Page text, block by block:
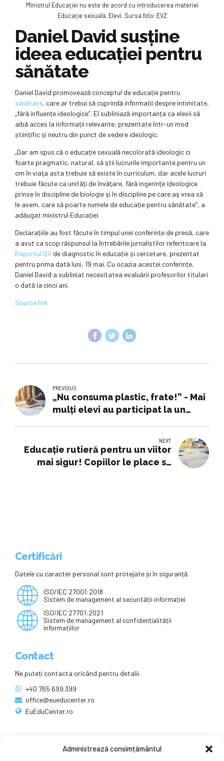
Administrează consimțământul
Ministrul Educaţiei nu este de acord cu introducerea materiei
Educaţie sexuală. Elevi. Sursa foto: EVZ
Daniel David susţine
ideea educaţiei pentru
sănătate
Daniel David promovează conceptul de educație pentru
sănătate, care ar trebui să cuprindă informații despre intimitate,
„fără influențe ideologice”. El subliniază importanța ca elevii să
aibă acces la informații relevante, prezentate într-un mod
științific și neutru din punct de vedere ideologic.
„Dar am spus că o educaţie sexuală necolorată ideologic ci
foarte pragmatic, natural, să ştii lucrurile importante pentru un
om în viaţa asta trebuie să existe în curriculum, dar acele lucruri
trebuie făcute ca unităţi de învăţare, fără ingerinţe ideologice
prinse în discipline de biologie şi în discipline pe care aş vrea să
le avem, care să poarte numele de educaţie pentru sănătate”, a
adăugat ministrul Educaţiei.
Declarațiile au fost făcute în timpul unei conferințe de presă, care
a avut ca scop răspunsul la întrebările jurnaliștilor referitoare la
Raportul QX de diagnostic în educație și cercetare, prezentat
pentru prima dată luni, 19 mai. Cu ocazia acestei conferințe,
Daniel David a subliniat necesitatea evaluării profesorilor titulari
o dată la cinci ani.
Source link
PREVIOUS
„Nu consuma plastic, frate!” - Mai
mulți elevi au participat la un
bibliotecii județene
NEXT
Educație rutieră pentru un viitor
mai sigur! Copiilor le place să
Certificări
Datele cu caracter personal sunt protejate și în siguranță.
ISO/IEC 27001:2018
Sistem de management al securității informației
ISO/IEC 27701:2021
Sistem de management al confidențialității
informațiilor
Contact
Ne puteți contacta oricând pentru detalii.
+40 765 699 399
office@eueducenter.ro
EuEduCenter.ro